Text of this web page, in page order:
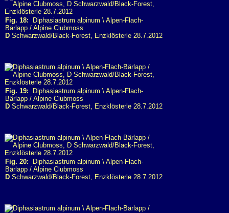
Fig. 18: Diphasiastrum alpinum \ Alpen-Flach-
Bärlapp / Alpine Clubmoss
D Schwarzwald/Black-Forest, Enzklösterle 28.7.2012
Fig. 19: Diphasiastrum alpinum \ Alpen-Flach-
Bärlapp / Alpine Clubmoss
D Schwarzwald/Black-Forest, Enzklösterle 28.7.2012
Fig. 20: Diphasiastrum alpinum \ Alpen-Flach-
Bärlapp / Alpine Clubmoss
D Schwarzwald/Black-Forest, Enzklösterle 28.7.2012